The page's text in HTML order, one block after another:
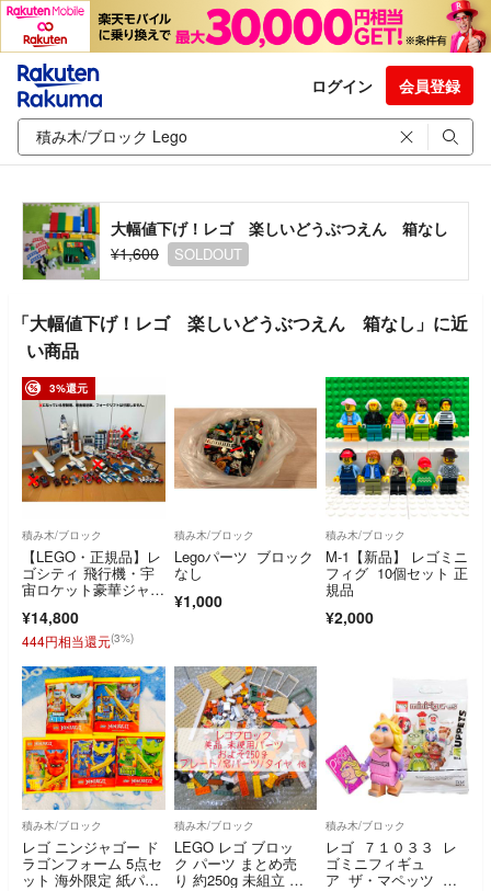
ログイン 会員登録
大幅値下げ！レゴ 楽しいどうぶつえん 箱なし
¥1,600
SOLDOUT
「大幅値下げ！レゴ 楽しいどうぶつえん 箱なし」に近
い商品
3%還元
積み木/ブロック
【LEGO・正規品】レ
ゴシティ 飛行機・宇
宙ロケット豪華ジャン
¥14,800
444円相当還元(3%)
積み木/ブロック
Legoパーツ ブロック
なし
¥1,000
積み木/ブロック
M-1【新品】 レゴミニ
フィグ 10個セット 正
規品
¥2,000
積み木/ブロック
レゴ ニンジャゴー ド
ラゴンフォーム 5点セ
ット 海外限定 紙パッ
積み木/ブロック
LEGO レゴ ブロッ
ク パーツ まとめ売
り 約250g 未組立 美
積み木/ブロック
レゴ ７１０３３ レ
ゴミニフィギュ
ア ザ・マペッツ シ